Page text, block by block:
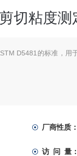
切粘度测
D5481的标准，用
厂商性质：
访 问 量：